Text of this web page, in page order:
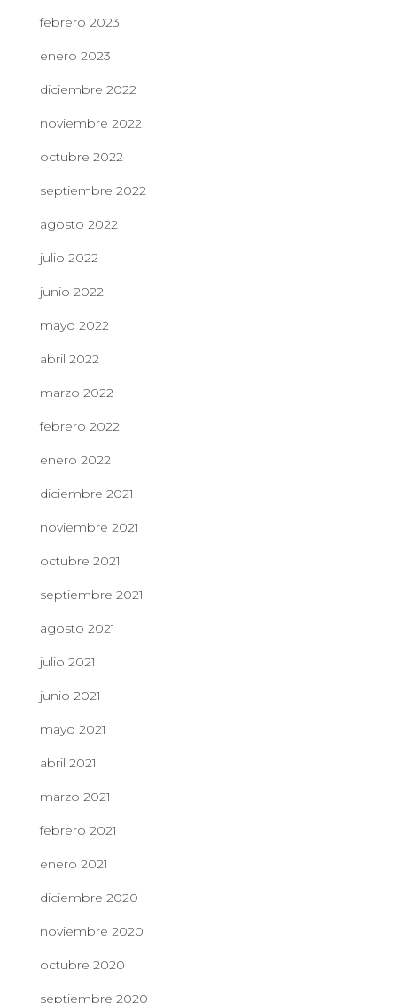
febrero 2023
enero 2023
diciembre 2022
noviembre 2022
octubre 2022
septiembre 2022
agosto 2022
julio 2022
junio 2022
mayo 2022
abril 2022
marzo 2022
febrero 2022
enero 2022
diciembre 2021
noviembre 2021
octubre 2021
septiembre 2021
agosto 2021
julio 2021
junio 2021
mayo 2021
abril 2021
marzo 2021
febrero 2021
enero 2021
diciembre 2020
noviembre 2020
octubre 2020
septiembre 2020